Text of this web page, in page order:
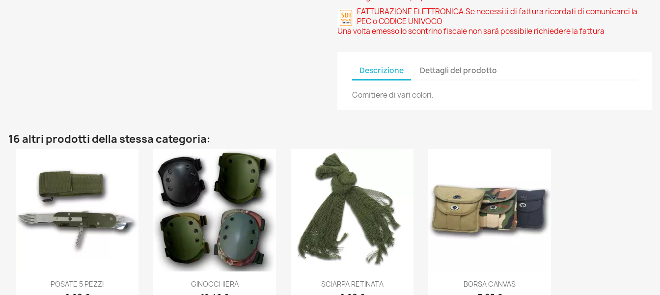
FATTURAZIONE ELETTRONICA.Se necessiti di fattura ricordati di comunicarci la
PEC o CODICE UNIVOCO
Una volta emesso lo scontrino fiscale non sarà possibile richiedere la fattura
Descrizione Dettagli del prodotto
Gomitiere di vari colori.
16 altri prodotti della stessa categoria:
Anteprima
POSATE 5 PEZZI Anteprima
GINOCCHIERA Anteprima
SCIARPA RETINATA Anteprima
BORSA CANVAS